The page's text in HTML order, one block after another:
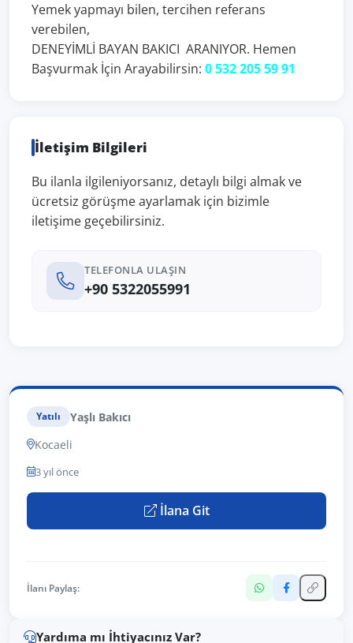
Yemek yapmayı bilen, tercihen referans
verebilen,
DENEYİMLİ BAYAN BAKICI ARANIYOR. Hemen
Başvurmak İçin Arayabilirsin: 0 532 205 59 91
İletişim Bilgileri
Bu ilanla ilgileniyorsanız, detaylı bilgi almak ve
ücretsiz görüşme ayarlamak için bizimle
iletişime geçebilirsiniz.
TELEFONLA ULAŞIN
+90 5322055991
Yatılı
Yaşlı Bakıcı
Kocaeli
3 yıl önce
İlana Git
İlanı Paylaş:
Yardıma mı İhtiyacınız Var?